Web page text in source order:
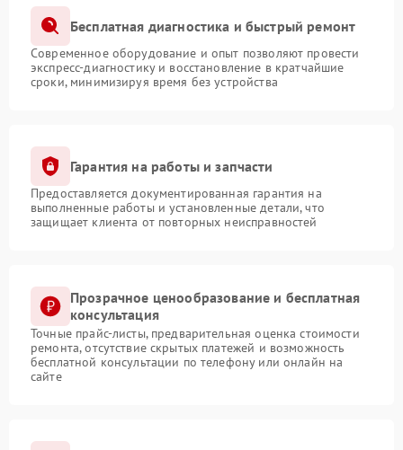
Бесплатная диагностика и быстрый ремонт
Современное оборудование и опыт позволяют провести
экспресс-диагностику и восстановление в кратчайшие
сроки, минимизируя время без устройства
Гарантия на работы и запчасти
Предоставляется документированная гарантия на
выполненные работы и установленные детали, что
защищает клиента от повторных неисправностей
Прозрачное ценообразование и бесплатная
консультация
Точные прайс-листы, предварительная оценка стоимости
ремонта, отсутствие скрытых платежей и возможность
бесплатной консультации по телефону или онлайн на
сайте